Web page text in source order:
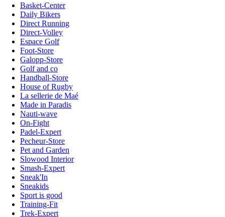
Basket-Center
Daily Bikers
Direct Running
Direct-Volley
Espace Golf
Foot-Store
Galopp-Store
Golf and co
Handball-Store
House of Rugby
La sellerie de Maé
Made in Paradis
Nauti-wave
On-Fight
Padel-Expert
Pecheur-Store
Pet and Garden
Slowood Interior
Smash-Expert
Sneak'In
Sneakids
Sport is good
Training-Fit
Trek-Expert